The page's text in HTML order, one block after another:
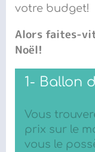
votre budget!
Alors faites-
Noël!
1- Ballon
Vous
prix sur le
vous le